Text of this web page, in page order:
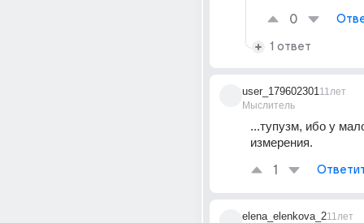
0
1 ответ
user_179602301
Мыслитель
11лет
...тупузм, ибо у
измерения.
1
elena_elenkova_211лет